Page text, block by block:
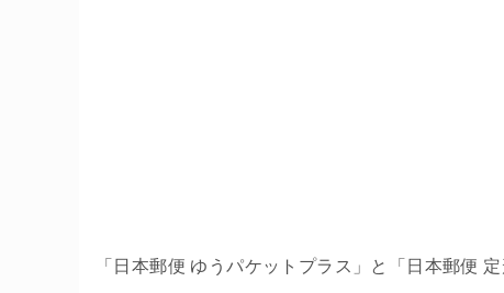
「日本郵便 ゆうパケットプラス」と「日本郵便